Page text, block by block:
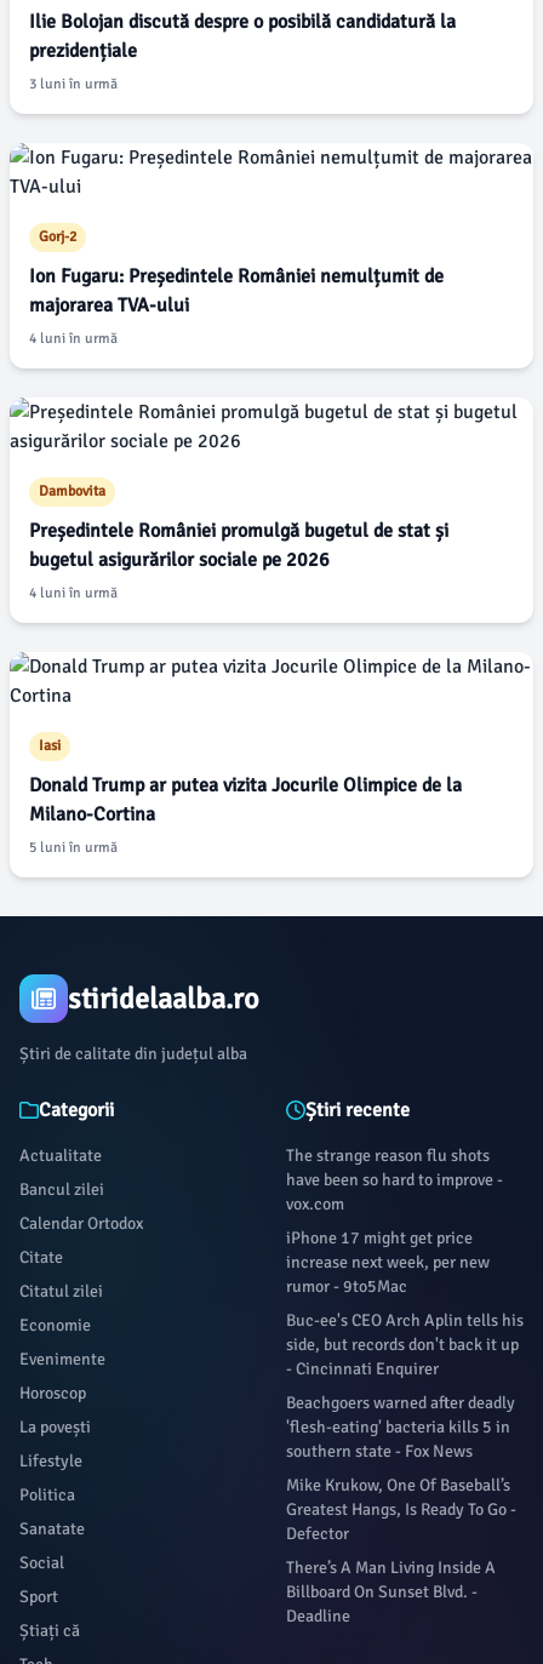
Ilie Bolojan discută despre o posibilă candidatură la
prezidențiale
3 luni în urmă
Gorj-2
Ion Fugaru: Președintele României nemulțumit de
majorarea TVA-ului
4 luni în urmă
Dambovita
Președintele României promulgă bugetul de stat și
bugetul asigurărilor sociale pe 2026
4 luni în urmă
Iasi
Donald Trump ar putea vizita Jocurile Olimpice de la
Milano-Cortina
5 luni în urmă
stiridelaalba.ro
Știri de calitate din județul alba
Categorii
Actualitate
Bancul zilei
Calendar Ortodox
Citate
Citatul zilei
Economie
Evenimente
Horoscop
La povești
Lifestyle
Politica
Sanatate
Social
Sport
Știați că
Știri recente
The strange reason flu shots
have been so hard to improve -
vox.com
iPhone 17 might get price
increase next week, per new
rumor - 9to5Mac
Buc-ee's CEO Arch Aplin tells his
side, but records don't back it up
- Cincinnati Enquirer
Beachgoers warned after deadly
'flesh-eating' bacteria kills 5 in
southern state - Fox News
Mike Krukow, One Of Baseball’s
Greatest Hangs, Is Ready To Go -
Defector
There’s A Man Living Inside A
Billboard On Sunset Blvd. -
Deadline